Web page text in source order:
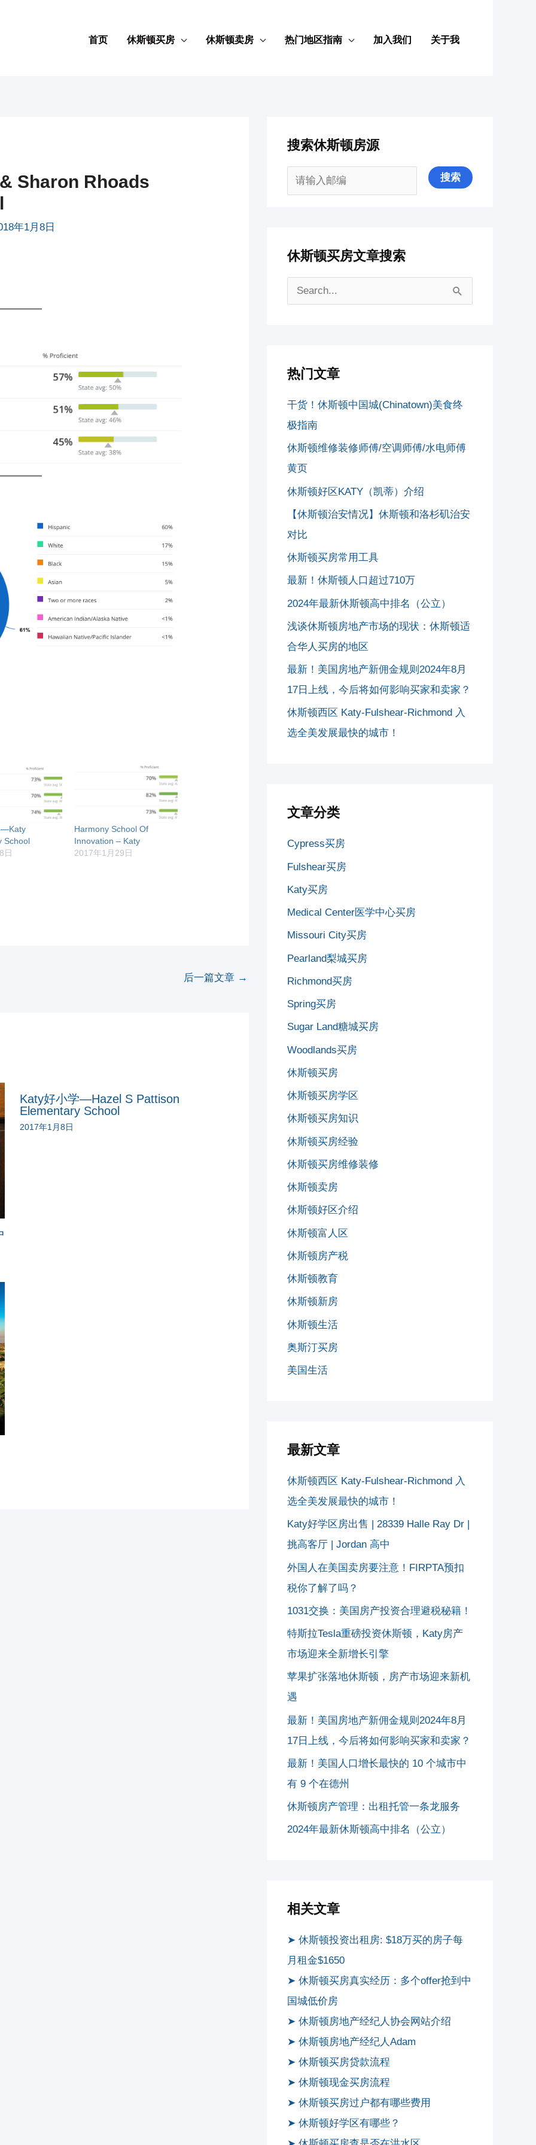
首页 休斯顿买房 休斯顿卖房 热门地区指南 加入我们 关于我
Sharon Rhoads
年1月8日
—Katy
School
日
Harmony School Of
Innovation – Katy
2017年1月29日
后一篇文章 →
Katy好小学—Hazel S Pattison
Elementary School
2017年1月8日
搜索休斯顿房源
休斯顿买房文章搜索
热门文章
干货！休斯顿中国城(Chinatown)美食终
极指南
休斯顿维修装修师傅/空调师傅/水电师傅
黄页
休斯顿好区KATY（凯蒂）介绍
【休斯顿治安情况】休斯顿和洛杉矶治安
对比
休斯顿买房常用工具
最新！休斯顿人口超过710万
2024年最新休斯顿高中排名（公立）
浅谈休斯顿房地产市场的现状：休斯顿适
合华人买房的地区
最新！美国房地产新佣金规则2024年8月
17日上线，今后将如何影响买家和卖家？
休斯顿西区 Katy-Fulshear-Richmond 入
选全美发展最快的城市！
文章分类
Cypress买房
Fulshear买房
Katy买房
Medical Center医学中心买房
Missouri City买房
Pearland梨城买房
Richmond买房
Spring买房
Sugar Land糖城买房
Woodlands买房
休斯顿买房
休斯顿买房学区
休斯顿买房知识
休斯顿买房经验
休斯顿买房维修装修
休斯顿卖房
休斯顿好区介绍
休斯顿富人区
休斯顿房产税
休斯顿教育
休斯顿新房
休斯顿生活
奥斯汀买房
美国生活
最新文章
休斯顿西区 Katy-Fulshear-Richmond 入
选全美发展最快的城市！
Katy好学区房出售 | 28339 Halle Ray Dr |
挑高客厅 | Jordan 高中
外国人在美国卖房要注意！FIRPTA预扣
税你了解了吗？
1031交换：美国房产投资合理避税秘籍！
特斯拉Tesla重磅投资休斯顿，Katy房产
市场迎来全新增长引擎
苹果扩张落地休斯顿，房产市场迎来新机
遇
最新！美国房地产新佣金规则2024年8月
17日上线，今后将如何影响买家和卖家？
最新！美国人口增长最快的 10 个城市中
有 9 个在德州
休斯顿房产管理：出租托管一条龙服务
2024年最新休斯顿高中排名（公立）
相关文章
➤ 休斯顿投资出租房: $18万买的房子每
月租金$1650
➤ 休斯顿买房真实经历：多个offer抢到中
国城低价房
➤ 休斯顿房地产经纪人协会网站介绍
➤ 休斯顿房地产经纪人Adam
➤ 休斯顿买房贷款流程
➤ 休斯顿现金买房流程
➤ 休斯顿买房过户都有哪些费用
➤ 休斯顿好学区有哪些？